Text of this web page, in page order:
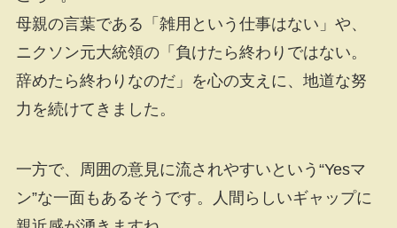
母親の言葉である「雑用という仕事はない」や、
ニクソン元大統領の「負けたら終わりではない。
辞めたら終わりなのだ」を心の支えに、地道な努
力を続けてきました。
一方で、周囲の意見に流されやすいという“Yesマ
ン”な一面もあるそうです。人間らしいギャップに